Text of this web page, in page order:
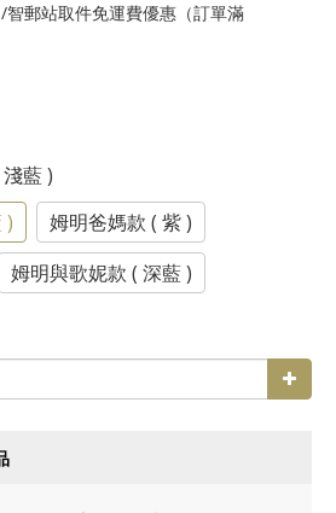
郵站取件免運費優惠（訂單滿
藍 )
)
姆明爸媽款 ( 紫 )
姆明與歌妮款 ( 深藍 )